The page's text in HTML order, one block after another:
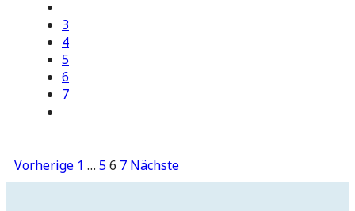
3
4
5
6
7
Seitennummerierung
Vorherige 1 … 56 7 Nächste